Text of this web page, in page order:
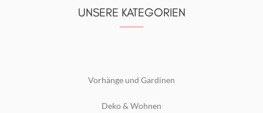
UNSERE KATEGORIEN
Vorhänge und Gardinen
Deko & Wohnen